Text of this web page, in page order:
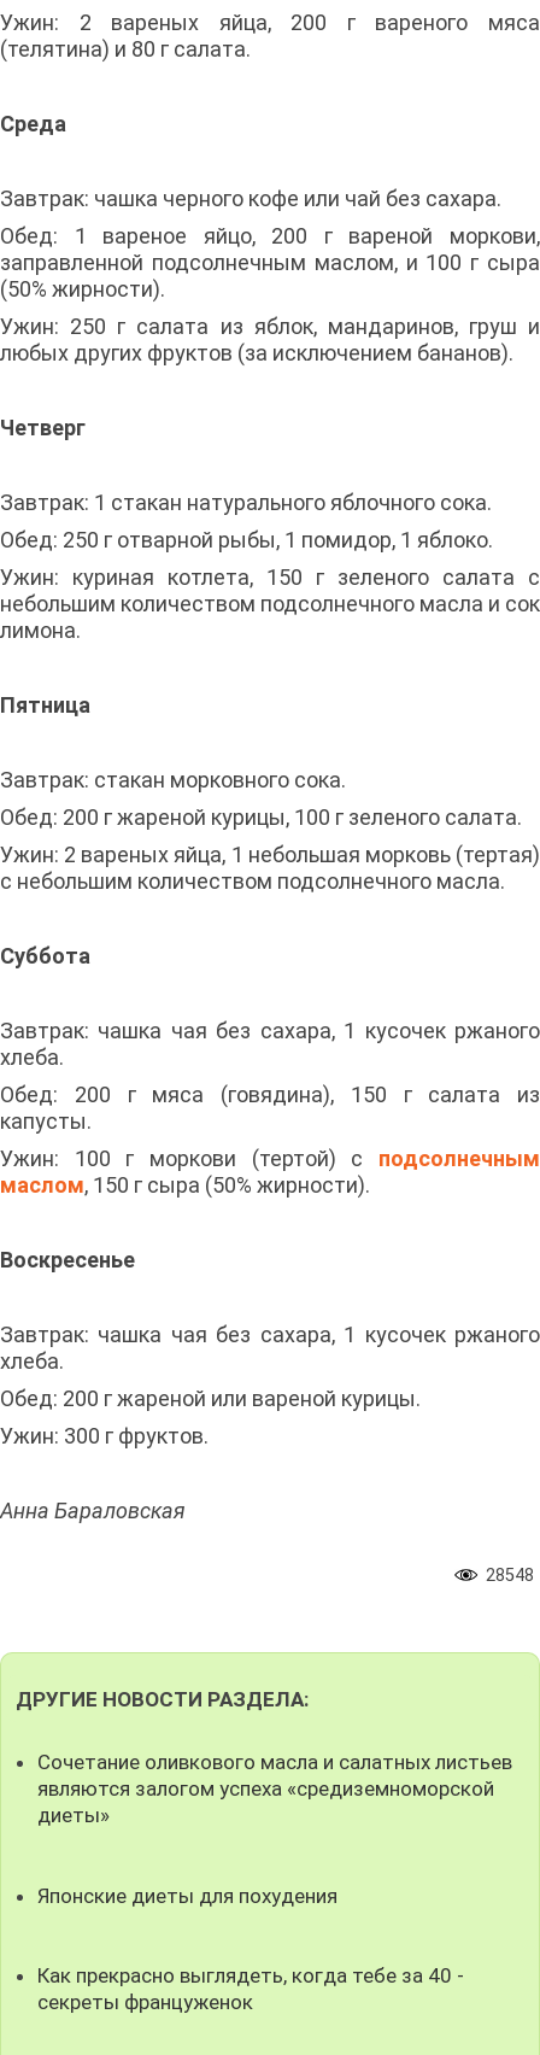
Ужин: 2 вареных яйца, 200 г вареного мяса
(телятина) и 80 г салата.
Среда
Завтрак: чашка черного кофе или чай без сахара.
Обед: 1 вареное яйцо, 200 г вареной моркови,
заправленной подсолнечным маслом, и 100 г сыра
(50% жирности).
Ужин: 250 г салата из яблок, мандаринов, груш и
любых других фруктов (за исключением бананов).
Четверг
Завтрак: 1 стакан натурального яблочного сока.
Обед: 250 г отварной рыбы, 1 помидор, 1 яблоко.
Ужин: куриная котлета, 150 г зеленого салата с
небольшим количеством подсолнечного масла и сок
лимона.
Пятница
Завтрак: стакан морковного сока.
Обед: 200 г жареной курицы, 100 г зеленого салата.
Ужин: 2 вареных яйца, 1 небольшая морковь (тертая)
с небольшим количеством подсолнечного масла.
Суббота
Завтрак: чашка чая без сахара, 1 кусочек ржаного
хлеба.
Обед: 200 г мяса (говядина), 150 г салата из
капусты.
Ужин: 100 г моркови (тертой) с подсолнечным
маслом, 150 г сыра (50% жирности).
Воскресенье
Завтрак: чашка чая без сахара, 1 кусочек ржаного
хлеба.
Обед: 200 г жареной или вареной курицы.
Ужин: 300 г фруктов.
Анна Бараловская
28548
ДРУГИЕ НОВОСТИ РАЗДЕЛА:
Сочетание оливкового масла и салатных листьев
являются залогом успеха «средиземноморской
диеты»
Японские диеты для похудения
Как прекрасно выглядеть, когда тебе за 40 -
секреты француженок